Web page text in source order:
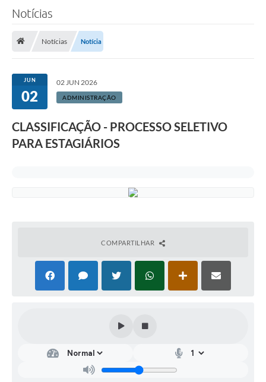
Notícias
Notícias Notícia
JUN
02
02 JUN 2026
ADMINISTRAÇÃO
CLASSIFICAÇÃO - PROCESSO SELETIVO
PARA ESTAGIÁRIOS
COMPARTILHAR